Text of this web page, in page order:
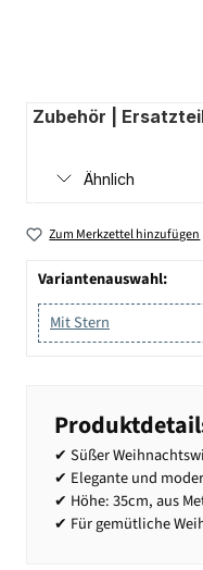
Zubehör |
Ähnlich
Zum Merkzettel hinzufügen
Variantenauswahl:
Mit Stern
✔ Süßer
✔ Elegante und
✔ Höhe: 35cm, aus
✔ Für gemütliche